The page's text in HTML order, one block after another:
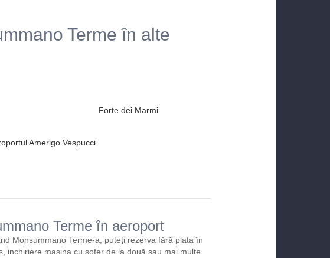
Terme în alte
Forte dei Marmi
Amerigo Vespucci
Terme în aeroport
Monsummano Terme-a, puteți rezerva fără plata în
inchiriere masina cu sofer de la două sau mai multe